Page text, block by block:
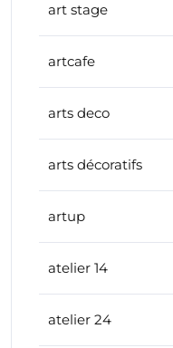
art stage
artcafe
arts deco
arts décoratifs
artup
atelier 14
atelier 24